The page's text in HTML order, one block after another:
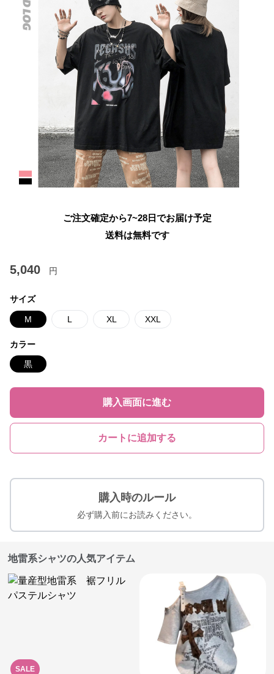
ご注文確定から7~28日でお届け予定
送料は無料です
5,040 円
サイズ
M L XL XXL
カラー
黒
購入画面に進む
カートに追加する
購入時のルール
必ず購入前にお読みください。
地雷系シャツの人気アイテム
SALE